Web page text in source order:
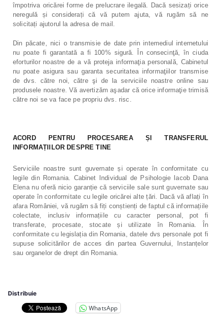
împotriva oricărei forme de prelucrare ilegală. Dacă sesizați orice
neregulă și considerați că vă putem ajuta, vă rugăm să ne
solicitați ajutorul la adresa de mail.
Din păcate, nici o transmisie de date prin intemediul internetului
nu poate fi garantată a fi 100% sigură. În consecinţă, în ciuda
eforturilor noastre de a vă proteja informaţia personală, Cabinetul
nu poate asigura sau garanta securitatea informaţiilor transmise
de dvs. către noi, către şi de la serviciile noastre online sau
produsele noastre. Vă avertizăm aşadar că orice informaţie trimisă
către noi se va face pe propriu dvs. risc.
ACORD PENTRU PROCESAREA ȘI TRANSFERUL
INFORMAȚIILOR DESPRE TINE
Serviciile noastre sunt guvernate și operate în conformitate cu
legile din Romania. Cabinet Individual de Psihologie Iacob Dana
Elena nu oferă nicio garanție că serviciile sale sunt guvernate sau
operate în conformitate cu legile oricărei alte țări. Dacă vă aflați în
afara României, vă rugăm să fiți conștienți de faptul că informațiile
colectate, inclusiv informațiile cu caracter personal, pot fi
transferate, procesate, stocate și utilizate în Romania. În
conformitate cu legislația din Romania, datele dvs personale pot fi
supuse solicitărilor de acces din partea Guvernului, Instanțelor
sau organelor de drept din Romania.
Distribuie
WhatsApp